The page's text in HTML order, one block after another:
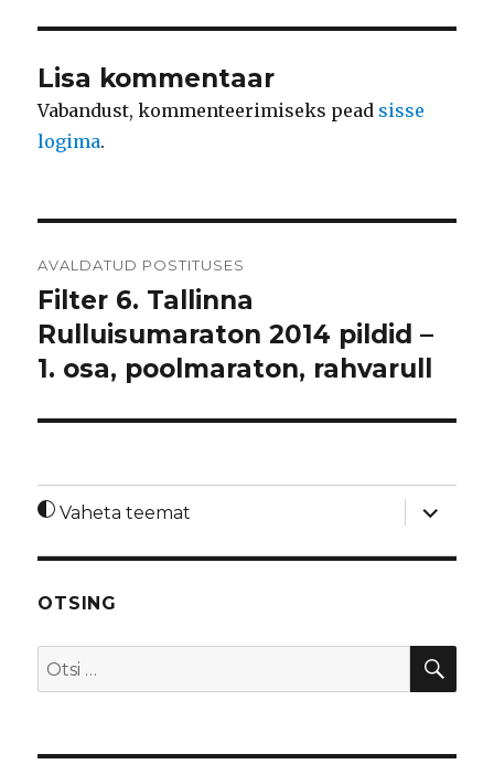
Lisa kommentaar
Vabandust, kommenteerimiseks pead sisse
logima.
AVALDATUD POSTITUSES
Filter 6. Tallinna
Rulluisumaraton 2014 pildid –
1. osa, poolmaraton, rahvarull
Vaheta teemat
laienda
OTSING
Otsi: